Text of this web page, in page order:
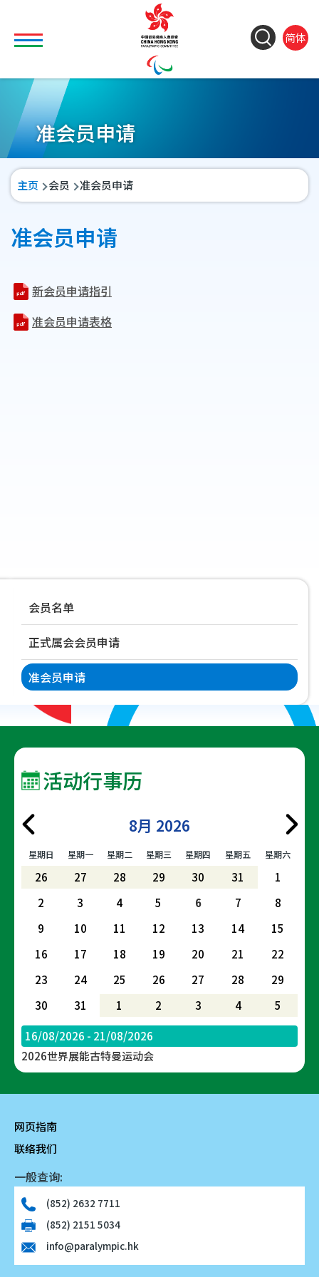
&
Font
简体
Toggle main menu visibility
准会员申请
导
航
连
结
主页 会员 准会员申请
准会员申请
新会员申请指引
准会员申请表格
navigation
会员名单
正式属会会员申请
准会员申请
活动行事历
8月 2026
星期日 星期一 星期二 星期三 星期四 星期五 星期六
26 27 28 29 30 31
1
2
3 4 5 6 7
8
9
10 11 12 13 14
15
16
17 18 19 20 21
22
23
24 25 26 27 28
29
30
31 1 2 3 4 5
16/08/2026 - 21/08/2026
2026世界展能古特曼运动会
网页指南
联络我们
一般查询:
(852) 2632 7711
(852) 2151 5034
info@paralympic.hk